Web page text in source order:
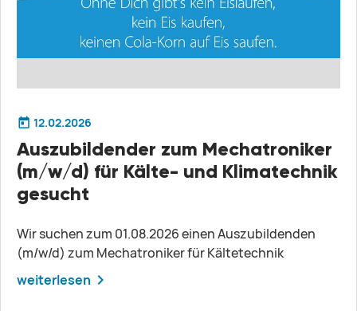
12.02.2026
Auszubildender zum Mechatroniker
(m/w/d) für Kälte- und Klimatechnik
gesucht
Wir suchen zum 01.08.2026 einen Auszubildenden
(m/w/d) zum Mechatroniker für Kältetechnik
weiterlesen